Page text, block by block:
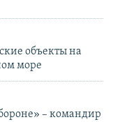
объекты на
море
– командир